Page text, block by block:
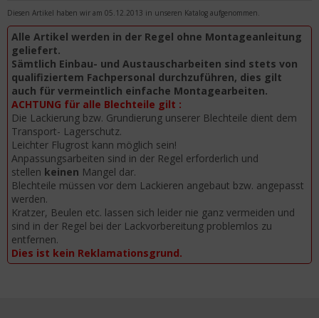
Diesen Artikel haben wir am 05.12.2013 in unseren Katalog aufgenommen.
Alle Artikel werden in der Regel ohne Montageanleitung
geliefert.
Sämtlich Einbau- und Austauscharbeiten sind stets von
qualifiziertem Fachpersonal durchzuführen, dies gilt
auch für vermeintlich einfache Montagearbeiten.
ACHTUNG für alle Blechteile gilt :
Die Lackierung bzw. Grundierung unserer Blechteile dient dem
Transport- Lagerschutz.
Leichter Flugrost kann möglich sein!
Anpassungsarbeiten sind in der Regel erforderlich und
stellen keinen Mangel dar.
Blechteile müssen vor dem Lackieren angebaut bzw. angepasst
werden.
Kratzer, Beulen etc. lassen sich leider nie ganz vermeiden und
sind in der Regel bei der Lackvorbereitung problemlos zu
entfernen.
Dies ist kein Reklamationsgrund.